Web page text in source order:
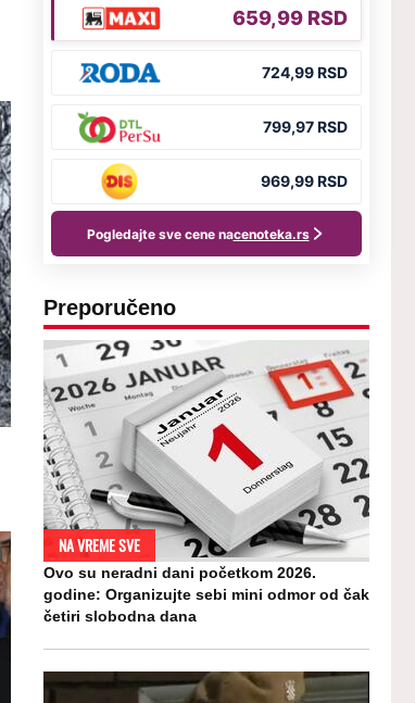
Preporučeno
NA VREME SVE
Ovo su neradni dani početkom 2026.
godine: Organizujte sebi mini odmor od čak
četiri slobodna dana